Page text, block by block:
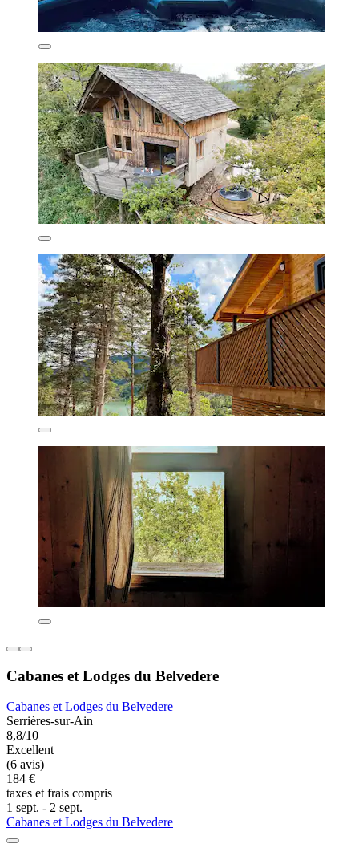
Cabanes et Lodges du Belvedere
Cabanes et Lodges du Belvedere
Serrières-sur-Ain
8,8/10
Excellent
(6 avis)
184 €
taxes et frais compris
1 sept. - 2 sept.
Cabanes et Lodges du Belvedere